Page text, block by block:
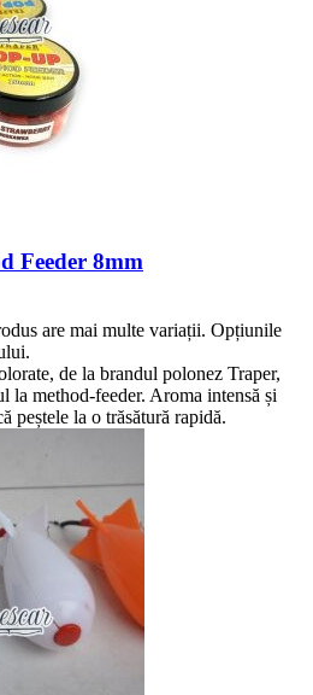
Feeder 8mm
are mai multe variații. Opțiunile
de la brandul polonez Traper,
la method-feeder. Aroma intensă și
peștele la o trăsătură rapidă.